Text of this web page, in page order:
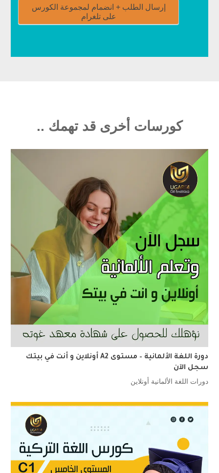
إرسال الطلب + انضمام لمجموعة الكورس
على تلغرام
كورسات أخرى قد تهمك ..
دورة اللغة الألمانية – مستوى A2 أونلاين و أنت في بيتك
سجل الآن
دورات اللغة الألمانية أونلاين